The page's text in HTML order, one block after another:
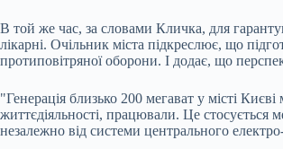
В той же час, за словами Кличка, для
лікарні. Очільник міста підкреслює, що
протиповітряної оборони. І додає, що
"Генерація близько 200 мегават у місті
життєдіяльності, працювали. Це стосується
незалежно від системи центрального